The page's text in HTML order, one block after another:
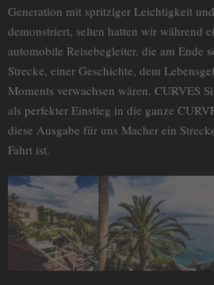
Generation mit spritziger Leichtigkeit
demonstriert, selten hatten wir während
automobile Reisebegleiter, die am Ende
Strecke, einer Geschichte, dem
Moments verwachsen wären. CURVES
als perfekter Einstieg in die ganze
diese Ausgabe für uns Macher ein
Fahrt ist.